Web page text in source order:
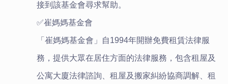
接到該基金會尋求幫助。
✅崔媽媽基金會
「崔媽媽基金會」自1994年開辦免費租賃法律服
務，提供大眾在居住方面的法律服務，包含租屋及
公寓大廈法律諮詢、租屋及搬家糾紛協商調解、租